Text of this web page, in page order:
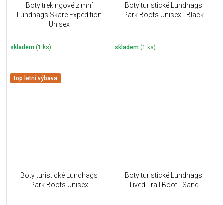
Boty trekingové zimní
Lundhags Skare Expedition
Unisex
skladem (1 ks)
Boty turistické Lundhags
Park Boots Unisex - Black
skladem (1 ks)
top letní výbava
Boty turistické Lundhags
Park Boots Unisex
Boty turistické Lundhags
Tived Trail Boot - Sand